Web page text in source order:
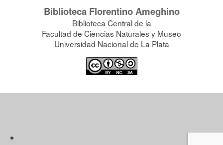
Biblioteca Florentino Ameghino
Biblioteca Central de la
Facultad de Ciencias Naturales y Museo
Universidad Nacional de La Plata